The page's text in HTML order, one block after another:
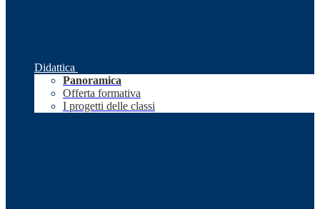
Didattica
Panoramica
Offerta formativa
I progetti delle classi